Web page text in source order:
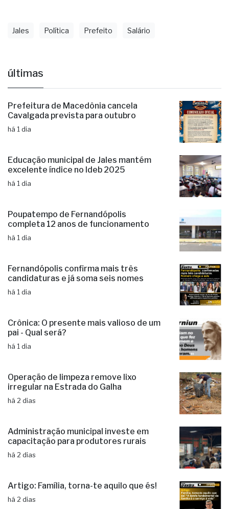
Jales Política Prefeito Salário
últimas
Prefeitura de Macedônia cancela
Cavalgada prevista para outubro
há 1 dia
Educação municipal de Jales mantém
excelente índice no Ideb 2025
há 1 dia
Poupatempo de Fernandópolis
completa 12 anos de funcionamento
há 1 dia
Fernandópolis confirma mais três
candidaturas e já soma seis nomes
há 1 dia
Crônica: O presente mais valioso de um
pai - Qual será?
há 1 dia
Operação de limpeza remove lixo
irregular na Estrada do Galha
há 2 dias
Administração municipal investe em
capacitação para produtores rurais
há 2 dias
Artigo: Família, torna-te aquilo que és!
há 2 dias